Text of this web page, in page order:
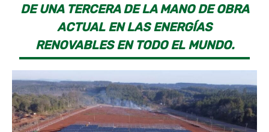
DE UNA TERCERA DE LA MANO DE OBRA
ACTUAL EN LAS ENERGÍAS
RENOVABLES EN TODO EL MUNDO.